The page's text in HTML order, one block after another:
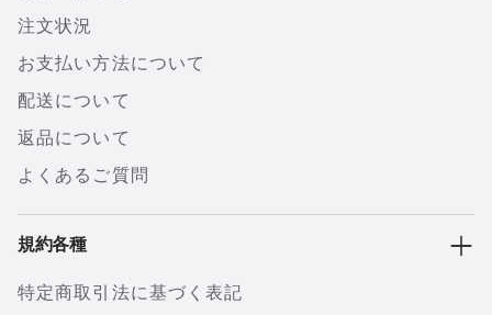
注文状況
お支払い方法について
配送について
返品について
よくあるご質問
規約各種
特定商取引法に基づく表記